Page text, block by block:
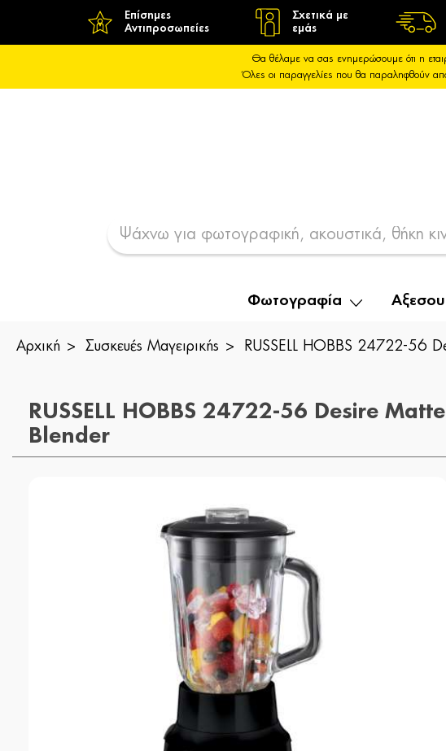
Επίσημες
Αντιπροσωπείες
Σχετικά με
εμάς
Θα θέλαμε να σας ενημερώσουμε ότι η
Όλες οι παραγγελίες που θα
Φωτογραφία
Αρχική Συσκευές Μαγειρικής RUSSELL HOBBS 24722-56
RUSSELL HOBBS 24722-56 Desire
Blender